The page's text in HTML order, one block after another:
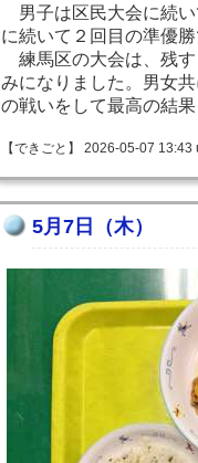
男子は区民大会に続い
に続いて２回目の準優
練馬区の大会は、残す
みになりました。男女
の戦いをして最高の結
【できごと】 2026-05-07
5月7日（木）